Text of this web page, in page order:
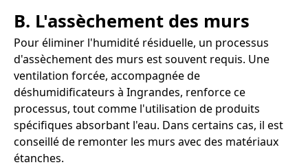
B. L'assèchement des murs
Pour éliminer l'humidité résiduelle, un processus
d'assèchement des murs est souvent requis. Une
ventilation forcée, accompagnée de
déshumidificateurs à Ingrandes, renforce ce
processus, tout comme l'utilisation de produits
spécifiques absorbant l'eau. Dans certains cas, il est
conseillé de remonter les murs avec des matériaux
étanches.